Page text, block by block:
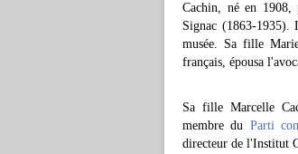
Cachin, né en 1908,
Signac (1863-1935).
musée. Sa fille
français, épousa
Sa fille Marcelle
membre du Parti
directeur de l'Institut